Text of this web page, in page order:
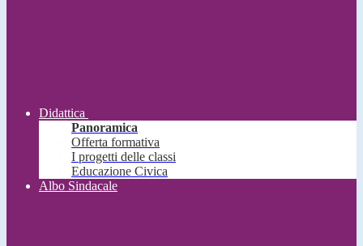
Didattica
Panoramica
Offerta formativa
I progetti delle classi
Educazione Civica
Albo Sindacale